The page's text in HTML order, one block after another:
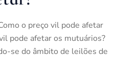
o preço vil pode afetar
pode afetar os mutuários?
se do âmbito de leilões de